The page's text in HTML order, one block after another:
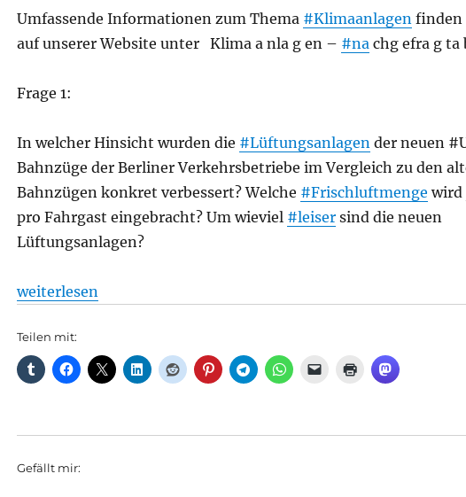
Umfassende Informationen zum Thema #Klimaanlagenfinden
auf unserer Website unter Klima a nla g en – #nachg efra g ta
Frage 1:
In welcher Hinsicht wurden die #Lüftungsanlagender neuen
Bahnzüge der Berliner Verkehrsbetriebe im Vergleich zu den
Bahnzügen konkret verbessert? Welche #Frischluftmenge wird
pro Fahrgast eingebracht? Um wieviel #leisersind die neuen
Lüftungsanlagen?
„Die Erneuerung der U-Bahnflotte ohne Klimaanlage –
weiterlesen
Teilen mit:
Gefällt mir: